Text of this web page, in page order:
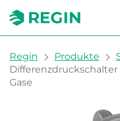
You are here:
Regin Produkte
Gase